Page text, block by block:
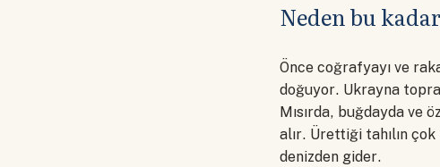
Neden bu
Önce coğrafyayı ve
doğuyor. Ukrayna
Mısırda, buğdayda ve
alır. Ürettiği tahılın çok
denizden gider.